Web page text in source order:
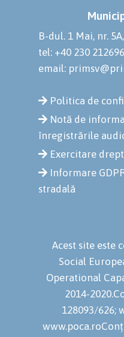
B-dul. 1 Mai, nr.
tel: +40 230 212696
email:
Politica de
Notă de
înregistrările
Exercitare
Informare
stradală
Acest site este
Social
Operational
2014-
128093/626;